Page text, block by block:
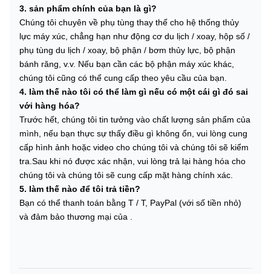
3. sản phẩm chính của bạn là gì?
Chúng tôi chuyên về phụ tùng thay thế cho hệ thống thủy
lực máy xúc, chẳng hạn như động cơ du lịch / xoay, hộp số /
phụ tùng du lịch / xoay, bộ phận / bơm thủy lực, bộ phận
bánh răng, v.v. Nếu bạn cần các bộ phận máy xúc khác,
chúng tôi cũng có thể cung cấp theo yêu cầu của bạn.
4. làm thế nào tôi có thể làm gì nếu có một cái gì đó sai
với hàng hóa?
Trước hết, chúng tôi tin tưởng vào chất lượng sản phẩm của
mình, nếu bạn thực sự thấy điều gì không ổn, vui lòng cung
cấp hình ảnh hoặc video cho chúng tôi và chúng tôi sẽ kiểm
tra.Sau khi nó được xác nhận, vui lòng trả lại hàng hóa cho
chúng tôi và chúng tôi sẽ cung cấp mặt hàng chính xác.
5. làm thế nào để tôi trả tiền?
Bạn có thể thanh toán bằng T / T, PayPal (với số tiền nhỏ)
và đảm bảo thương mại của .